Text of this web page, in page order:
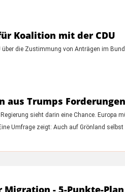
Koalition mit der CDU
die Zustimmung von Anträgen im
aus Trumps Forderungen
sieht darin eine Chance.
Umfrage zeigt: Auch auf Grönland
- 5-Punkte-